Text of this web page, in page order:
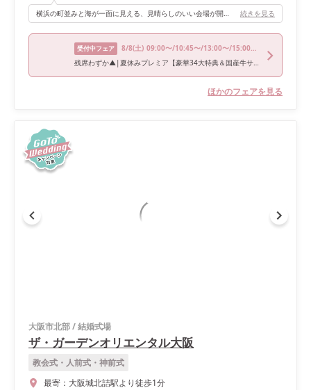
横浜の町並みと海が一面に見える、見晴らしのいい会場が開放感があって最高でした！ 続きを見る
受付中フェア 8/8(土) 09:00〜/10:45〜/13:00〜/15:00〜/17:00〜
残席わずか▲|夏休みプレミア【豪華34大特典＆国産牛サーロイン試食】海×緑*非日常感溢れるみなとみらい絶景《年イチお得なプレミアムフェア！ドレス優待＆宿泊券プレゼントも！》
ほかのフェアを見る
大阪市北部/結婚式場
ザ・ガーデンオリエンタル大阪
教会式・人前式・神前式
最寄： 大阪城北詰駅より徒歩1分